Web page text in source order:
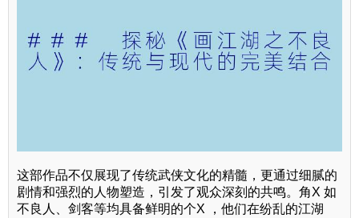
这部作品不仅展现了传统武侠文化的精髓，更通过细腻的
剧情和强烈的人物塑造，引发了观众深刻的共鸣。角X 如
不良人、剑客等均具备鲜明的个X ，他们在纷乱的江湖